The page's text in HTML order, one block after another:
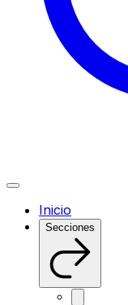
Inicio
Secciones